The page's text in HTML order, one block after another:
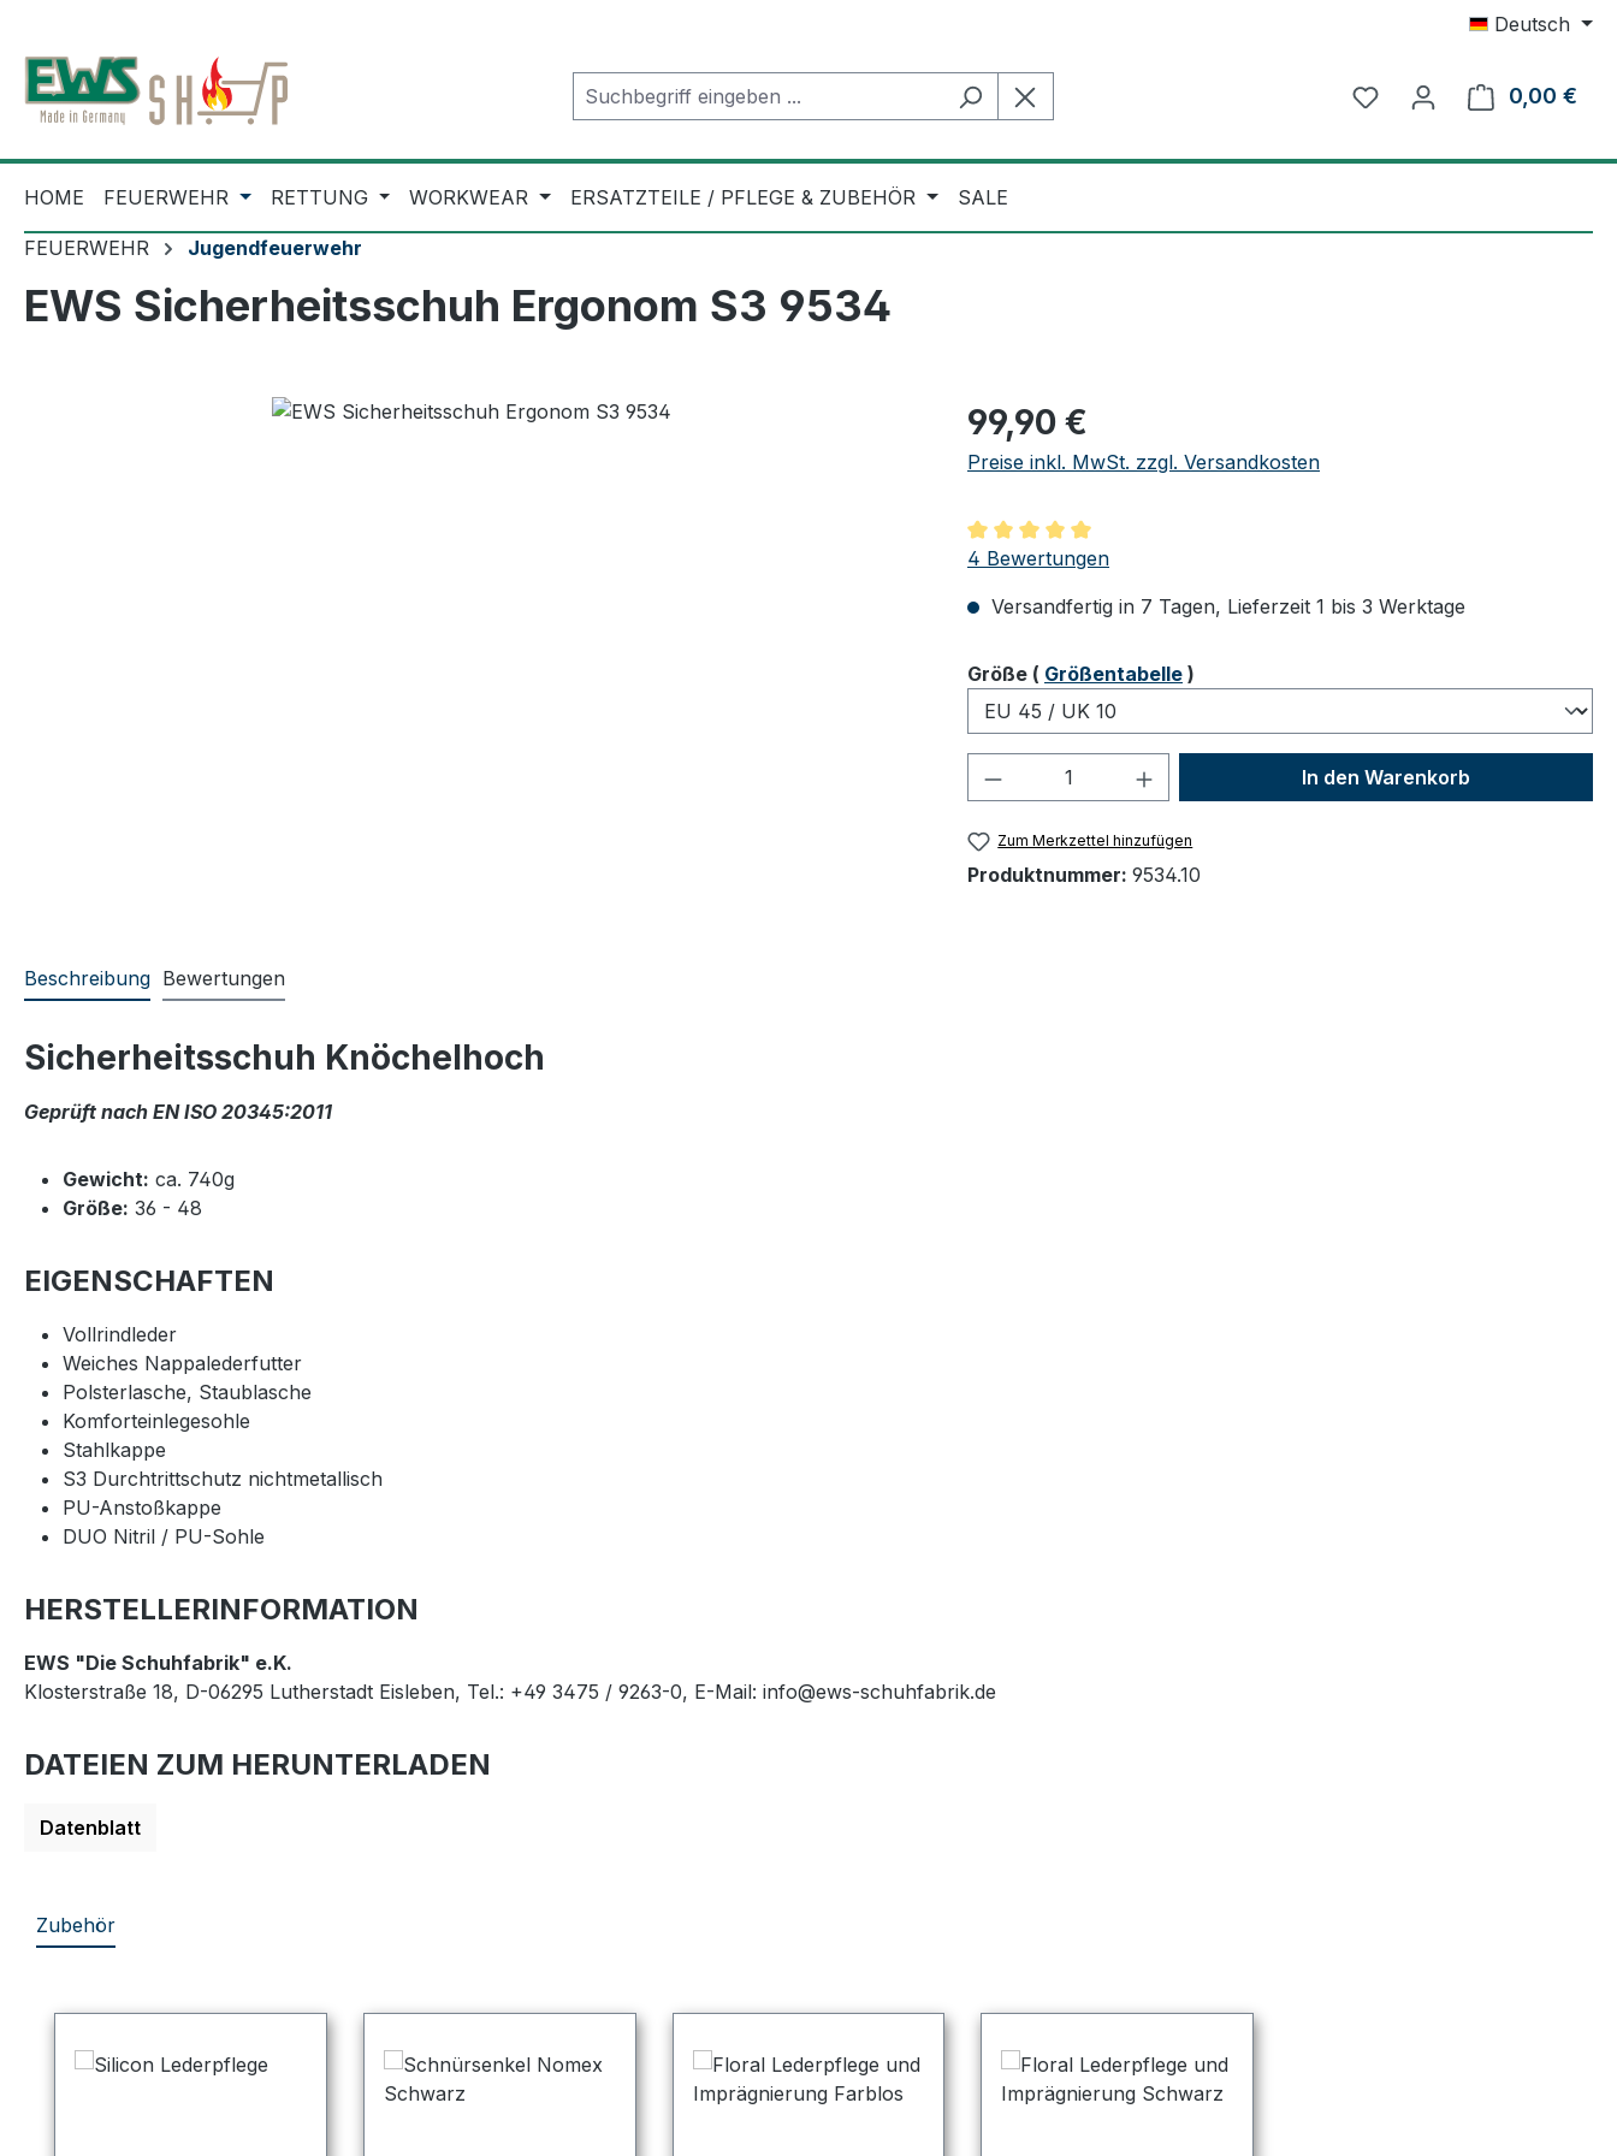
Deutsch
0,00 €
HOME FEUERWEHR RETTUNG WORKWEAR ERSATZTEILE / PFLEGE & ZUBEHÖR SALE
FEUERWEHR Jugendfeuerwehr
EWS Sicherheitsschuh Ergonom S3 9534
Regulärer Preis:
99,90 €
Preise inkl. MwSt. zzgl. Versandkosten
Durchschnittliche Bewertung von 5 von 5 Sternen
4 Bewertungen
Versandfertig in 7 Tagen, Lieferzeit 1 bis 3 Werktage
Größeauswählen
( Größentabelle )
Produkt Anzahl: Gib den gewünschten Wert
In den Warenkorb
Zum Merkzettel hinzufügen
Produktnummer: 9534.10
Beschreibung Bewertungen
Sicherheitsschuh Knöchelhoch
Geprüft nach EN ISO 20345:2011
Gewicht: ca. 740g
Größe: 36 - 48
EIGENSCHAFTEN
Vollrindleder
Weiches Nappalederfutter
Polsterlasche, Staublasche
Komforteinlegesohle
Stahlkappe
S3 Durchtrittschutz nichtmetallisch
PU-Anstoßkappe
DUO Nitril / PU-Sohle
HERSTELLERINFORMATION
EWS "Die Schuhfabrik" e.K.
Klosterstraße 18, D-06295 Lutherstadt Eisleben, Tel.: +49 3475 / 9263-0, E-Mail: info@ews-schuhfabrik.de
DATEIEN ZUM HERUNTERLADEN
Datenblatt
Zubehör